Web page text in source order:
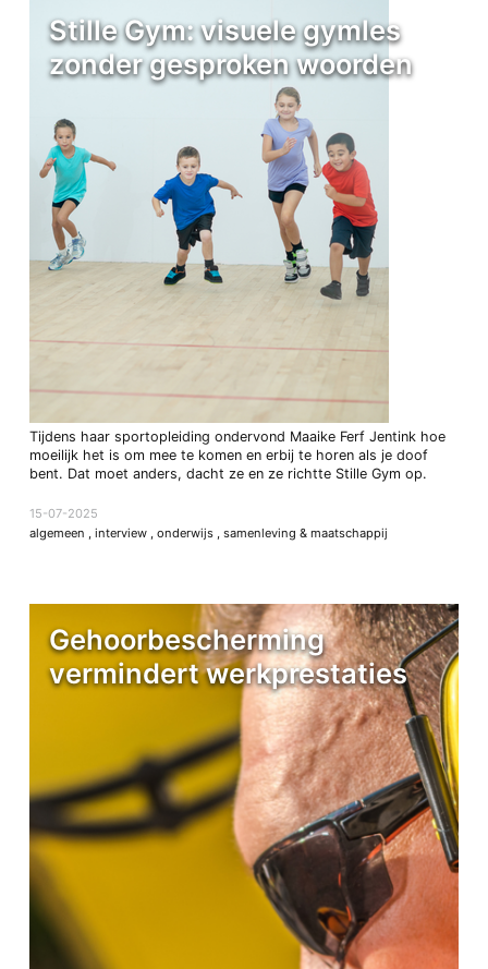
Stille Gym: visuele gymles
zonder gesproken woorden
Tijdens haar sportopleiding ondervond Maaike Ferf Jentink hoe
moeilijk het is om mee te komen en erbij te horen als je doof
bent. Dat moet anders, dacht ze en ze richtte Stille Gym op.
15-07-2025
algemeen
interview onderwijs samenleving & maatschappij
Gehoorbescherming
vermindert werkprestaties